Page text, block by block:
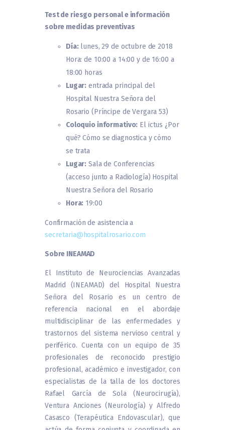
Test de riesgo personal e información
sobre medidas preventivas
Día:lunes, 29 de octubre de 2018
Hora: de 10:00 a 14:00 y de 16:00 a
18:00 horas
Lugar: entrada principal del
Hospital Nuestra Señora del
Rosario (Príncipe de Vergara 53)
Coloquio informativo: El ictus ¿Por
qué? Cómo se diagnostica y cómo
se trata
Lugar: Sala de Conferencias
(acceso junto a Radiología) Hospital
Nuestra Señora del Rosario
Hora: 19:00
Confirmación de asistencia a
secretaria@hospitalrosario.com
Sobre INEAMAD
El Instituto de Neurociencias Avanzadas
Madrid (INEAMAD) del Hospital Nuestra
Señora del Rosario es un centro de
referencia nacional en el abordaje
multidisciplinar de las enfermedades y
trastornos del sistema nervioso central y
periférico. Cuenta con un equipo de 35
profesionales de reconocido prestigio
profesional, académico e investigador, con
especialistas de la talla de los doctores
Rafael García de Sola (Neurocirugía),
Ventura Anciones (Neurología) y Alfredo
Casasco (Terapéutica Endovascular), que